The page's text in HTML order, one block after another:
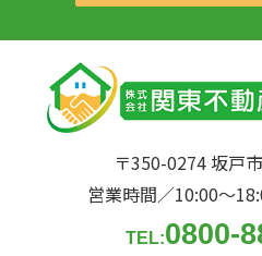
〒350-0274 坂戸
営業時間／10:00〜
TEL:0800-